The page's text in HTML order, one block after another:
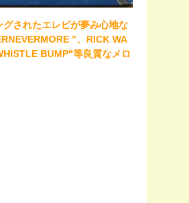
されたエレピが夢み心地な
"、RICK WA
BUMP"等良質なメロ